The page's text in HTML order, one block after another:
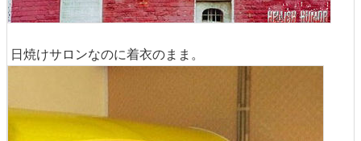
日焼けサロンなのに着衣のまま。